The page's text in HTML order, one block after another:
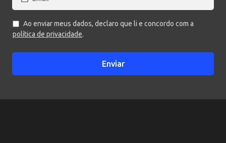
Ao enviar meus dados, declaro que li e concordo com a
política de privacidade.
Enviar